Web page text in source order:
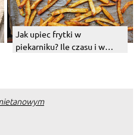
Jak upiec frytki w
piekarniku? Ile czasu i w